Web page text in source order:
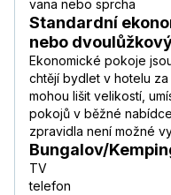
vana nebo sprcha
Standardní
nebo
Ekonomické pokoje
chtějí bydlet v hotelu
mohou lišit velikostí,
pokojů v běžné
zpravidla není možné
Bungalov/
TV
telefon